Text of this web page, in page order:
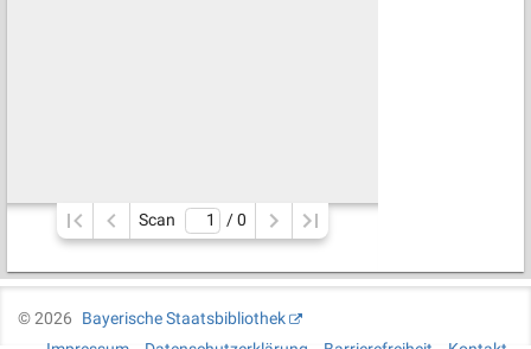
Scan / 0
©2026
Bayerische Staatsbibliothek